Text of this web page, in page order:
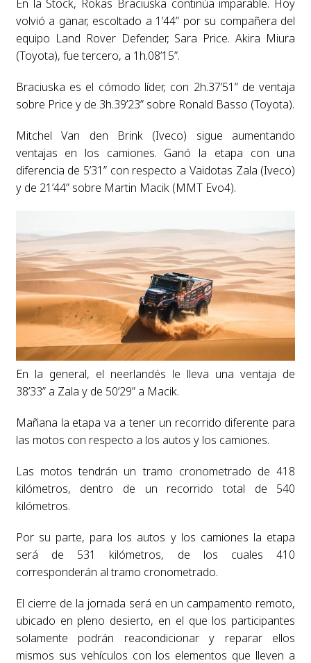
En la Stock, Rokas Braciuska continúa imparable. Hoy
volvió a ganar, escoltado a 1’44” por su compañera del
equipo Land Rover Defender, Sara Price. Akira Miura
(Toyota), fue tercero, a 1h.08’15”.
Braciuska es el cómodo líder, con 2h.37’51” de ventaja
sobre Price y de 3h.39’23” sobre Ronald Basso (Toyota).
Mitchel Van den Brink (Iveco) sigue aumentando
ventajas en los camiones. Ganó la etapa con una
diferencia de 5’31” con respecto a Vaidotas Zala (Iveco)
y de 21’44” sobre Martin Macik (MMT Evo4).
En la general, el neerlandés le lleva una ventaja de
38’33” a Zala y de 50’29” a Macik.
Mañana la etapa va a tener un recorrido diferente para
las motos con respecto a los autos y los camiones.
Las motos tendrán un tramo cronometrado de 418
kilómetros, dentro de un recorrido total de 540
kilómetros.
Por su parte, para los autos y los camiones la etapa
será de 531 kilómetros, de los cuales 410
corresponderán al tramo cronometrado.
El cierre de la jornada será en un campamento remoto,
ubicado en pleno desierto, en el que los participantes
solamente podrán reacondicionar y reparar ellos
mismos sus vehículos con los elementos que lleven a